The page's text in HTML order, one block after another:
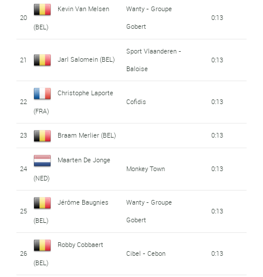
20
Kevin Van Melsen
(BEL)
Wanty - Groupe
Gobert
0:13
21 Jarl Salomein (BEL)
Sport Vlaanderen -
Baloise
0:13
22
Christophe Laporte
(FRA)
Cofidis 0:13
23 Braam Merlier (BEL) 0:13
24
Maarten De Jonge
(NED)
Monkey Town 0:13
25
Jérôme Baugnies
(BEL)
Wanty - Groupe
Gobert
0:13
26
Robby Cobbaert
(BEL)
Cibel - Cebon 0:13